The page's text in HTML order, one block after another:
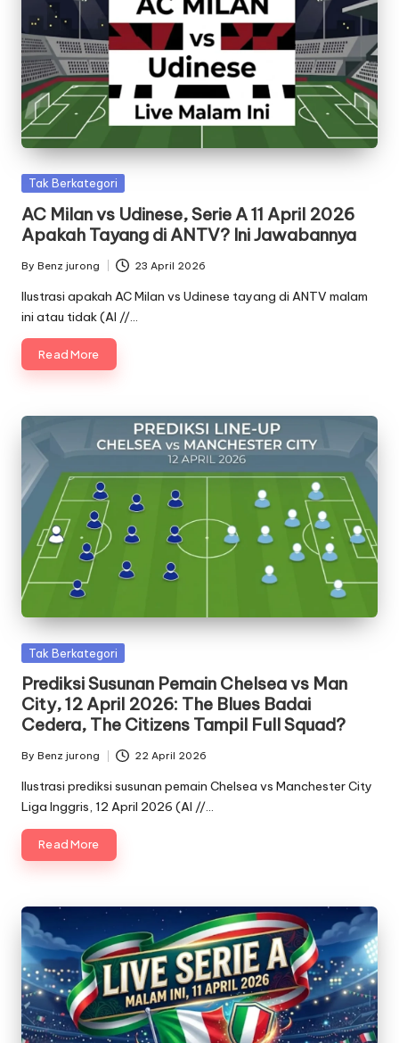
Posted
Tak Berkategori
AC Milan vs Udinese, Serie A 11 April 2026
Apakah Tayang di ANTV? Ini Jawabannya
Posted
by
By Benz jurong 23 April 2026
Ilustrasi apakah AC Milan vs Udinese tayang di ANTV malam
ini atau tidak (AI //…
Read More
Posted
Tak Berkategori
Prediksi Susunan Pemain Chelsea vs Man
City, 12 April 2026: The Blues Badai
Cedera, The Citizens Tampil Full Squad?
Posted
by
By Benz jurong 22 April 2026
Ilustrasi prediksi susunan pemain Chelsea vs Manchester City
Liga Inggris, 12 April 2026 (AI //…
Read More